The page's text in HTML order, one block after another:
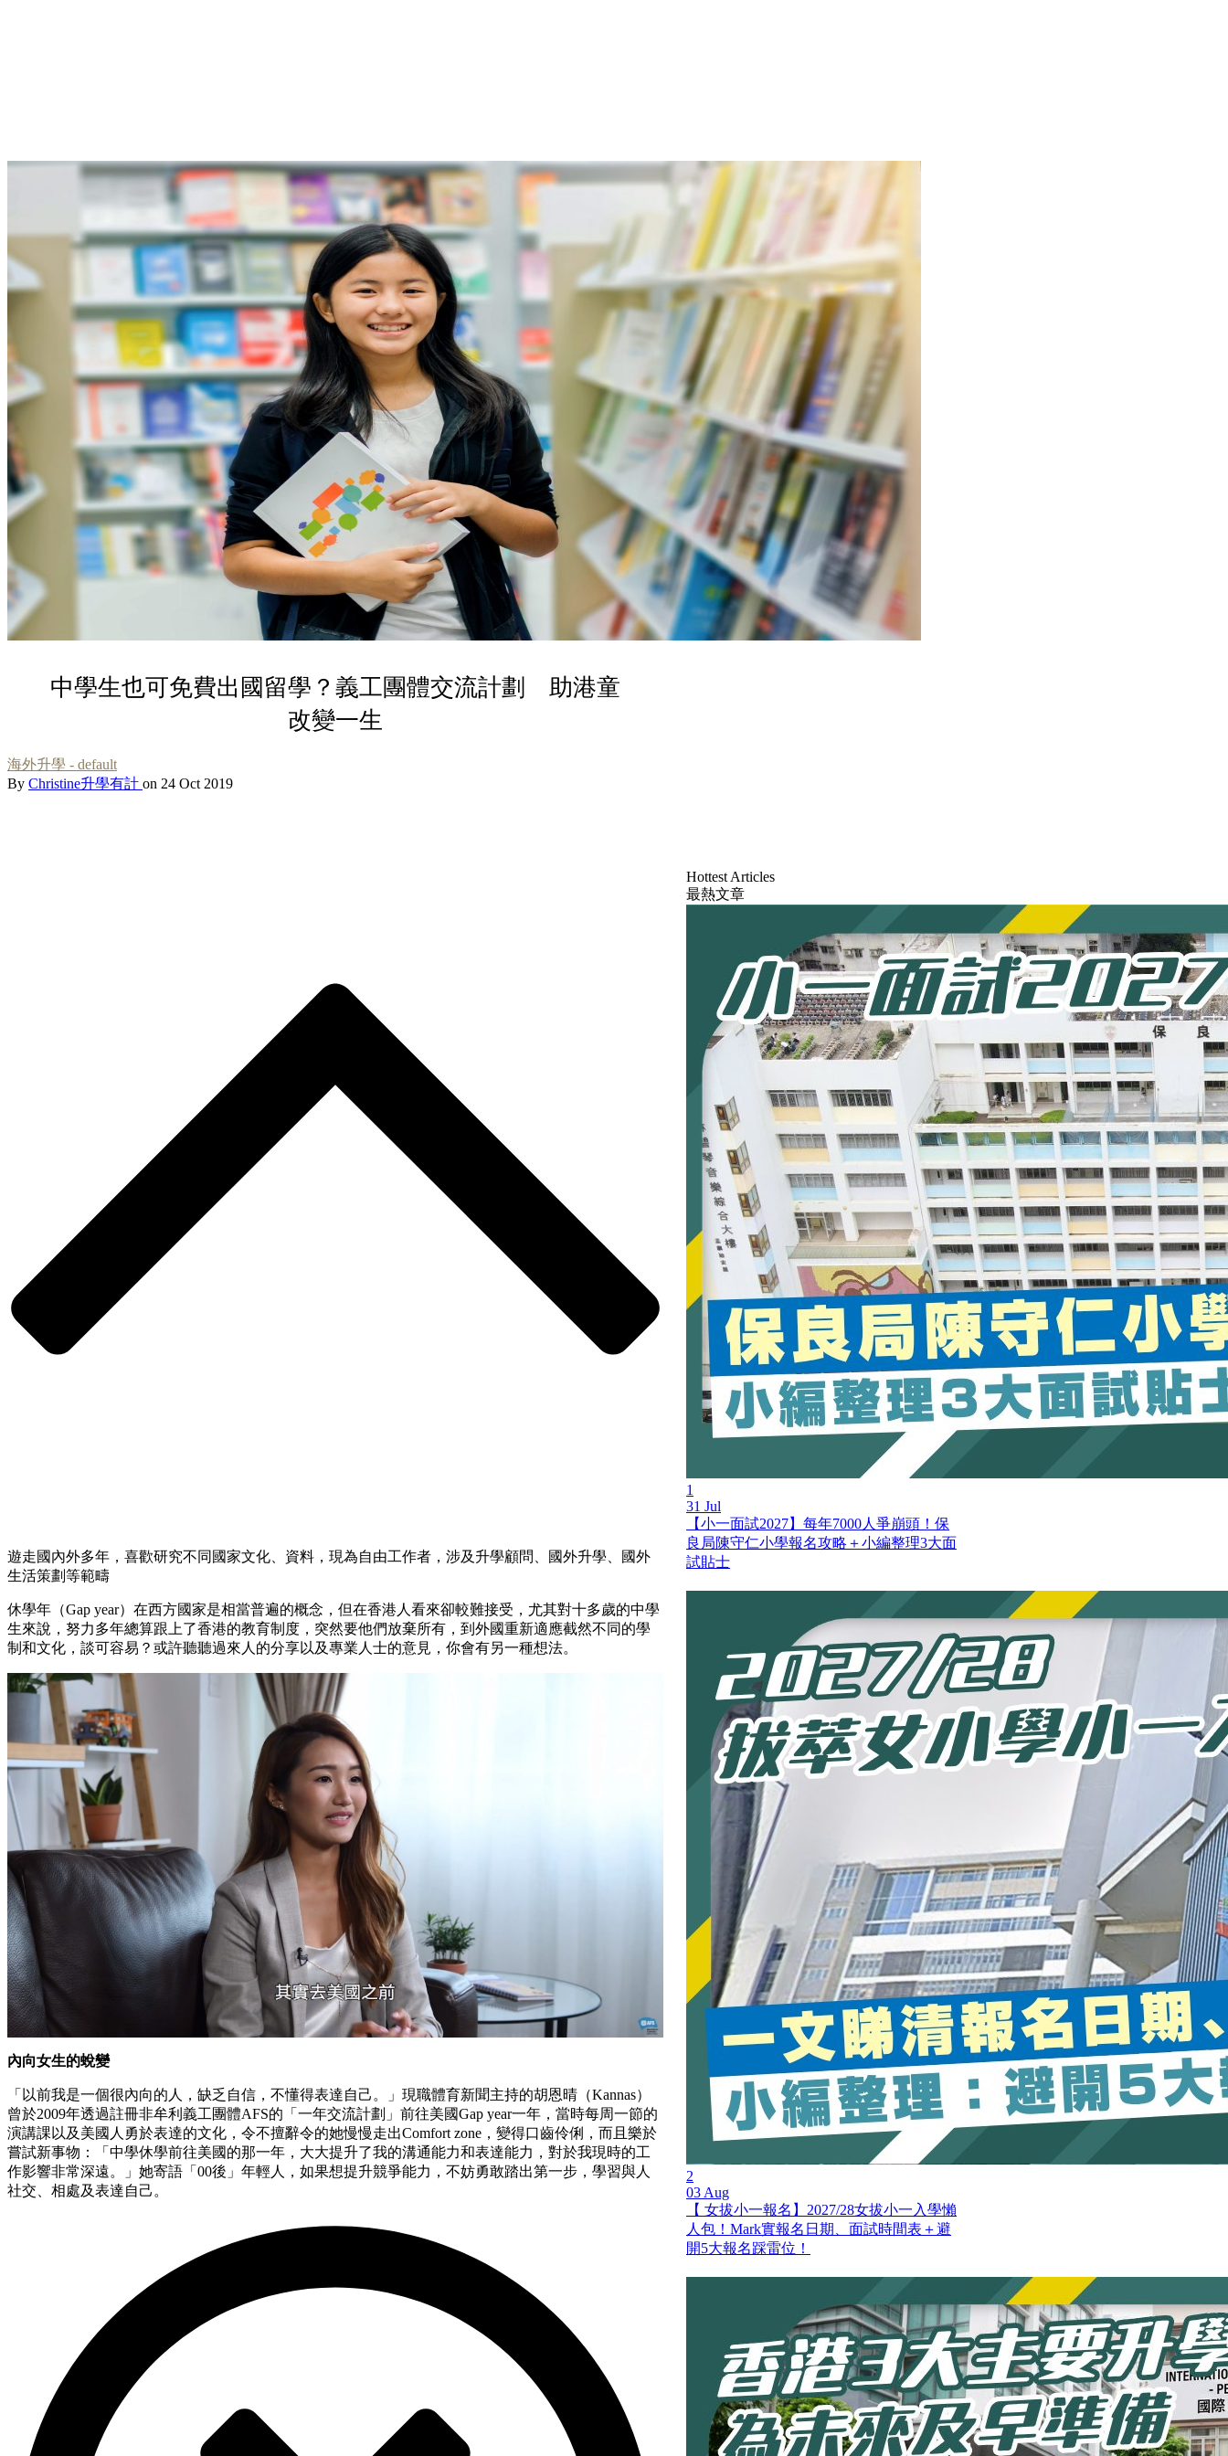
中學生也可免費出國留學？義工團體交流計劃 助港童
改變一生
海外升學 - default
By Christine升學有計 on 24 Oct 2019
遊走國內外多年，喜歡研究不同國家文化、資料，現為自由工作者，涉及升學顧問、國外升學、國外
生活策劃等範疇
休學年（Gap year）在西方國家是相當普遍的概念，但在香港人看來卻較難接受，尤其對十多歲的中學
生來說，努力多年總算跟上了香港的教育制度，突然要他們放棄所有，到外國重新適應截然不同的學
制和文化，談可容易？或許聽聽過來人的分享以及專業人士的意見，你會有另一種想法。
內向女生的蛻變
「以前我是一個很內向的人，缺乏自信，不懂得表達自己。」現職體育新聞主持的胡恩晴（Kannas）
曾於2009年透過註冊非牟利義工團體AFS的「一年交流計劃」前往美國Gap year一年，當時每周一節的
演講課以及美國人勇於表達的文化，令不擅辭令的她慢慢走出Comfort zone，變得口齒伶俐，而且樂於
嘗試新事物：「中學休學前往美國的那一年，大大提升了我的溝通能力和表達能力，對於我現時的工
作影響非常深遠。」她寄語「00後」年輕人，如果想提升競爭能力，不妨勇敢踏出第一步，學習與人
社交、相處及表達自己。
Hottest Articles
最熱文章
1
31 Jul
【小一面試2027】每年7000人爭崩頭！保
良局陳守仁小學報名攻略＋小編整理3大面
試貼士
2
03 Aug
【 女拔小一報名】2027/28女拔小一入學懶
人包！Mark實報名日期、面試時間表＋避
開5大報名踩雷位！